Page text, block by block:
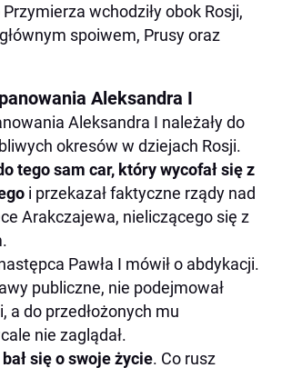
wchodziły obok Rosji,
spoiwem, Prusy oraz
Aleksandra I
Aleksandra I należały do
okresów w dziejach Rosji.
tego sam car, który wycofał się z
i przekazał faktyczne rządy nad
Arakczajewa, nieliczącego się z
Pawła I mówił o abdykacji.
publiczne, nie podejmował
a do przedłożonych mu
nie zaglądał.
się o swoje życie. Co rusz